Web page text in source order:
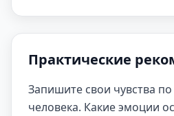
Практические
Запишите свои чувства по
человека. Какие эмоции